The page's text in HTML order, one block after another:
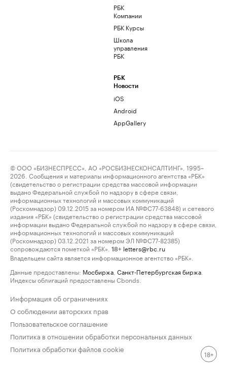
РБК
Компании
РБК Курсы
Школа
управления
РБК
РБК
Новости
iOS
Android
AppGallery
© ООО «БИЗНЕСПРЕСС», АО «РОСБИЗНЕСКОНСАЛТИНГ», 1995–
2026. Сообщения и материалы информационного агентства «РБК»
(свидетельство о регистрации средства массовой информации
выдано Федеральной службой по надзору в сфере связи,
информационных технологий и массовых коммуникаций
(Роскомнадзор) 09.12.2015 за номером ИА №ФС77-63848) и сетевого
издания «РБК» (свидетельство о регистрации средства массовой
информации выдано Федеральной службой по надзору в сфере связи,
информационных технологий и массовых коммуникаций
(Роскомнадзор) 03.12.2021 за номером ЭЛ №ФС77-82385)
сопровождаются пометкой «РБК».
18+ letters@rbc.ru
Владельцем сайта является информационное агентство «РБК».
Данные предоставлены: Мосбиржа Санкт-Петербургская биржа
Индексы облигаций предоставлены Cbonds.
Информация об ограничениях
О соблюдении авторских прав
Пользовательское соглашение
Политика в отношении обработки персональных данных
Политика обработки файлов cookie
18+